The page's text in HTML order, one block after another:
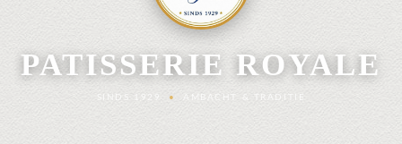
PATISSERIE ROYALE
SINDS 1929 • AMBACHT & TRADITIE